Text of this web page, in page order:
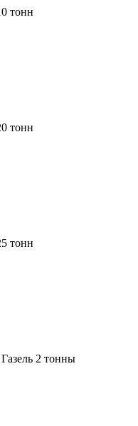
тонн
тонн
тонн
2 тонны